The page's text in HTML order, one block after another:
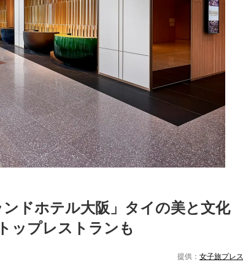
Loaded:
87.03%
ドホテル大阪」タイの美と⽂化
ップレストランも
提供： 女子旅プレス